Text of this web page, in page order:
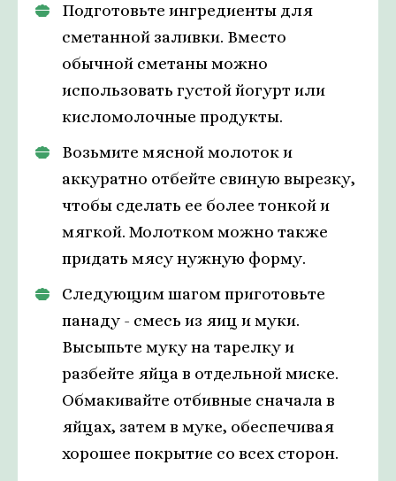
Подготовьте ингредиенты для
сметанной заливки. Вместо
обычной сметаны можно
использовать густой йогурт или
кисломолочные продукты.
Возьмите мясной молоток и
аккуратно отбейте свиную вырезку,
чтобы сделать ее более тонкой и
мягкой. Молотком можно также
придать мясу нужную форму.
Следующим шагом приготовьте
панаду - смесь из яиц и муки.
Высыпьте муку на тарелку и
разбейте яйца в отдельной миске.
Обмакивайте отбивные сначала в
яйцах, затем в муке, обеспечивая
хорошее покрытие со всех сторон.